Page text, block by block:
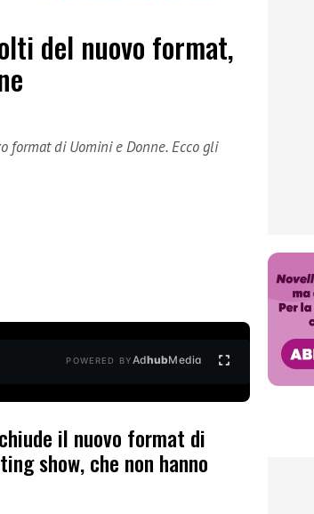
del nuovo format,
format di Uomini e Donne. Ecco gli
POWERED BYAdhubMedia
il nuovo format di
show, che non hanno